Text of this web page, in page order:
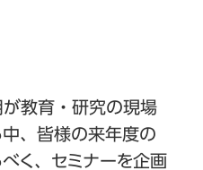
教育・研究の現場
、皆様の来年度の
く、セミナーを企画